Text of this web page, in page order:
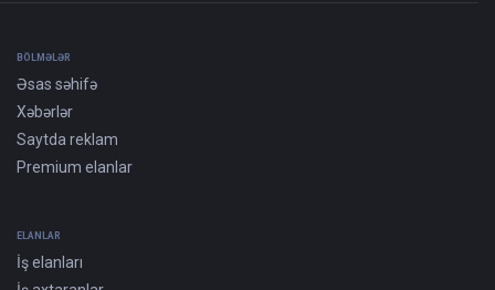
BÖLMƏLƏR
Əsas səhifə
Xəbərlər
Saytda reklam
Premium elanlar
ELANLAR
İş elanları